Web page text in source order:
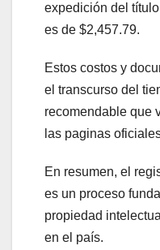
expedición del
es de $2,457.79.
Estos costos y
el transcurso del
recomendable que
las paginas
En resumen, el
es un proceso
propiedad
en el país.